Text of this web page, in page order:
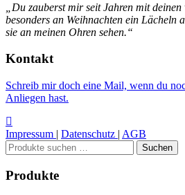
„Du zauberst mir seit Jahren mit
besonders an Weihnachten ein Lächeln
sie an meinen Ohren sehen.“
Kontakt
Schreib mir doch eine Mail, wenn du
Anliegen hast.
Impressum | Datenschutz | AGB
Suchen
nach:
Suchen
Produkte